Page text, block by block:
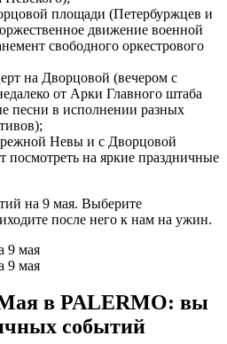
площади (Петербуржцев и
движение военной
свободного оркестрового
на Дворцовой (вечером с
от Арки Главного штаба
песни в исполнении разных
Невы и с Дворцовой
посмотреть на яркие праздничные
на 9 мая. Выберите
после него к нам на ужин.
в PALERMO: вы
событий